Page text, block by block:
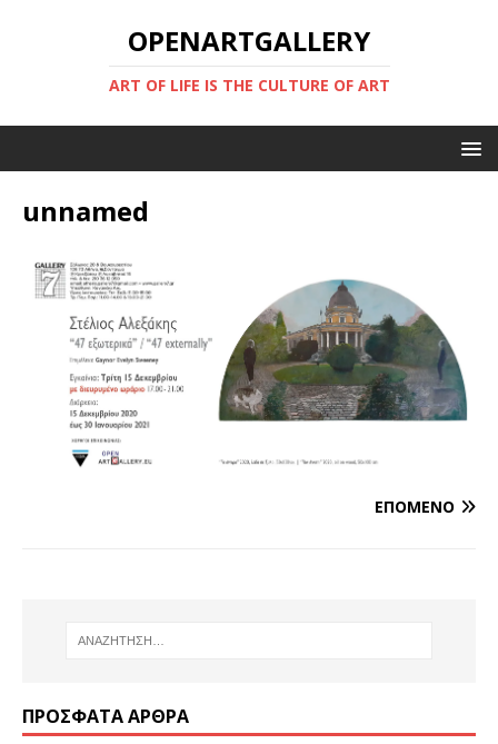
OPENARTGALLERY
ART OF LIFE IS THE CULTURE OF ART
unnamed
ΕΠΌΜΕΝΟ
ΠΡΌΣΦΑΤΑ ΆΡΘΡΑ